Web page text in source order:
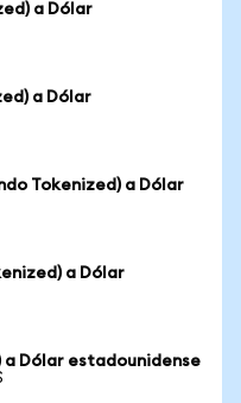
a Dólar
a Dólar
Tokenized) a Dólar
a Dólar
a Dólar estadounidense